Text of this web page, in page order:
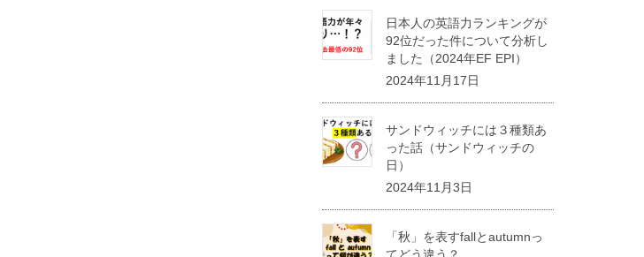
日本人の英語力ランキングが
92位だった件について分析し
ました（2024年EF EPI）
2024年11月17日
サンドウィッチには３種類あ
った話（サンドウィッチの
日）
2024年11月3日
「秋」を表すfallとautumnっ